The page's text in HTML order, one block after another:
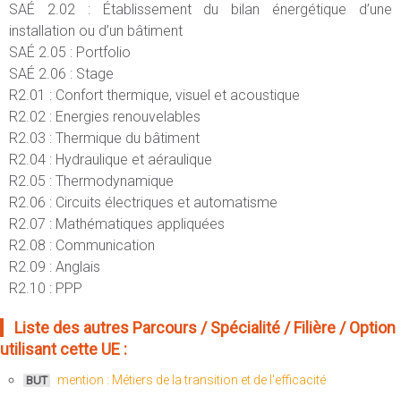
SAÉ 2.02 : Établissement du bilan énergétique d’une
installation ou d’un bâtiment
SAÉ 2.05 : Portfolio
SAÉ 2.06 : Stage
R2.01 : Confort thermique, visuel et acoustique
R2.02 : Energies renouvelables
R2.03 : Thermique du bâtiment
R2.04 : Hydraulique et aéraulique
R2.05 : Thermodynamique
R2.06 : Circuits électriques et automatisme
R2.07 : Mathématiques appliquées
R2.08 : Communication
R2.09 : Anglais
R2.10 : PPP
Liste des autres Parcours / Spécialité / Filière / Option
utilisant cette UE :
BUT
mention : Métiers de la transition et de l'efficacité